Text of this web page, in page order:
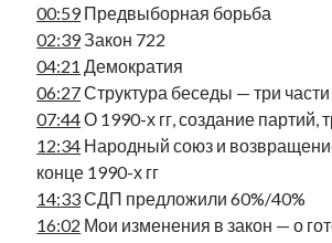
ансиппиада безработица
евросоюз
интервью
катри райк кая каллас книга маська
нацменьшинства образование обучение
памятники парад клоунов
подкаст
00:59Предвыборная борьба
02:39Закон 722
04:21 Демократия
06:27Структура беседы — три части
07:44О 1990-х гг, создание партий,
12:34 Народный союз и
конце 1990-х гг
14:33СДП предложили 60%/40%
16:02 Мои изменения в закон — о